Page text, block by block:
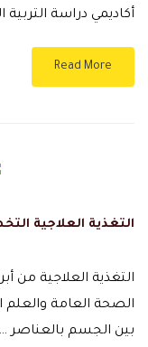
أكاديمي دراسة
Read More
التغذية العلاجية
التغذية العلاجية من
الصحة العامة والعلم
بين الجسم بالعناصر …